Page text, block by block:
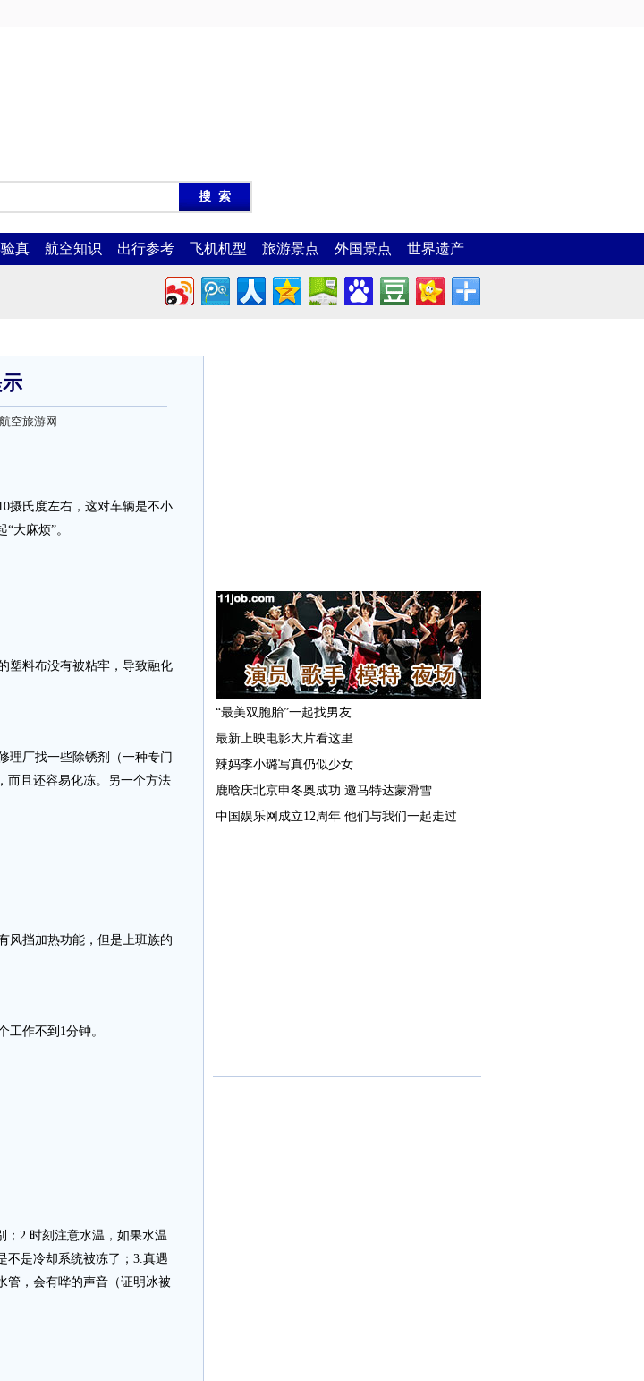
真 航空知识 出行参考 飞机机型 旅游景点 外国景点 世界遗产
航空旅游网
摄氏度左右，这对车辆是不小
大麻烦”。
塑料布没有被粘牢，导致融化
理厂找一些除锈剂（一种专门
而且还容易化冻。另一个方法
风挡加热功能，但是上班族的
作不到1分钟。
2.时刻注意水温，如果水温
不是冷却系统被冻了；3.真遇
管，会有哗的声音（证明冰被